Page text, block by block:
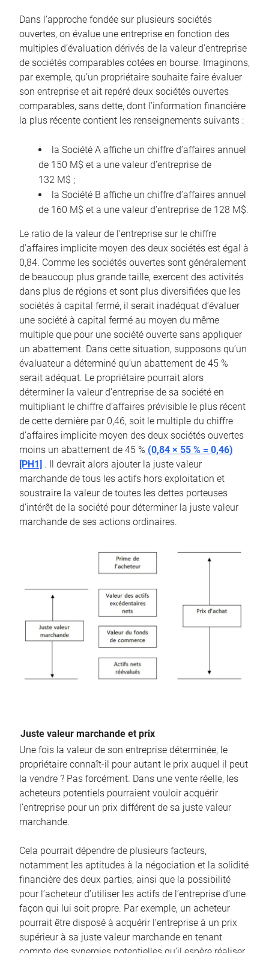
Dans l’approche fondée sur plusieurs sociétés
ouvertes, on évalue une entreprise en fonction des
multiples d’évaluation dérivés de la valeur d’entreprise
de sociétés comparables cotées en bourse. Imaginons,
par exemple, qu’un propriétaire souhaite faire évaluer
son entreprise et ait repéré deux sociétés ouvertes
comparables, sans dette, dont l’information financière
la plus récente contient les renseignements suivants :
la Société A affiche un chiffre d’affaires annuel
de 150 M$ et a une valeur d’entreprise de
132 M$ ;
la Société B affiche un chiffre d’affaires annuel
de 160 M$ et a une valeur d’entreprise de 128 M$.
Le ratio de la valeur de l’entreprise sur le chiffre
d’affaires implicite moyen des deux sociétés est égal à
0,84. Comme les sociétés ouvertes sont généralement
de beaucoup plus grande taille, exercent des activités
dans plus de régions et sont plus diversifiées que les
sociétés à capital fermé, il serait inadéquat d’évaluer
une société à capital fermé au moyen du même
multiple que pour une société ouverte sans appliquer
un abattement. Dans cette situation, supposons qu’un
évaluateur a déterminé qu’un abattement de 45 %
serait adéquat. Le propriétaire pourrait alors
déterminer la valeur d’entreprise de sa société en
multipliant le chiffre d’affaires prévisible le plus récent
de cette dernière par 0,46, soit le multiple du chiffre
d’affaires implicite moyen des deux sociétés ouvertes
moins un abattement de 45 % (0,84 × 55 % = 0,46)
[PH1] . Il devrait alors ajouter la juste valeur
marchande de tous les actifs hors exploitation et
soustraire la valeur de toutes les dettes porteuses
d’intérêt de la société pour déterminer la juste valeur
marchande de ses actions ordinaires.
Juste valeur marchande et prix
Une fois la valeur de son entreprise déterminée, le
propriétaire connaît-il pour autant le prix auquel il peut
la vendre ? Pas forcément. Dans une vente réelle, les
acheteurs potentiels pourraient vouloir acquérir
l’entreprise pour un prix différent de sa juste valeur
marchande.
Cela pourrait dépendre de plusieurs facteurs,
notamment les aptitudes à la négociation et la solidité
financière des deux parties, ainsi que la possibilité
pour l’acheteur d’utiliser les actifs de l’entreprise d’une
façon qui lui soit propre. Par exemple, un acheteur
pourrait être disposé à acquérir l’entreprise à un prix
supérieur à sa juste valeur marchande en tenant